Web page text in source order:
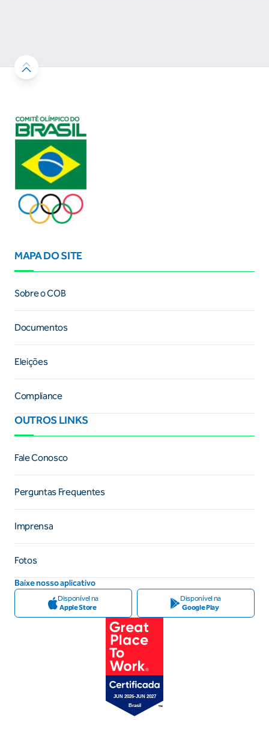
MAPA DO SITE
Sobre o COB
Documentos
Eleições
Compliance
OUTROS LINKS
Fale Conosco
Perguntas Frequentes
Imprensa
Fotos
Baixe nosso aplicativo
Disponível na
Apple Store
Disponível na
Google Play